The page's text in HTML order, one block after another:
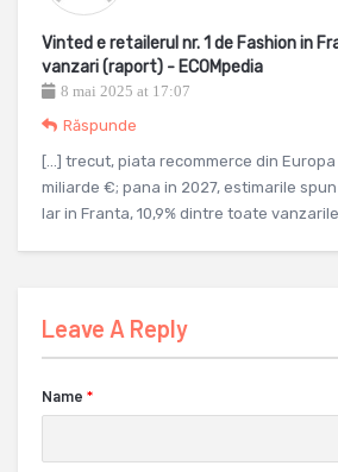
Vinted e retailerul nr. 1 de Fashion in
vanzari (raport) - ECOMpedia
8 mai 2025 at 17:07
Răspunde
[…] trecut, piata recommerce din
miliarde €; pana in 2027, estimarile spun
Iar in Franta, 10,9% dintre toate
Leave A Reply
Name *